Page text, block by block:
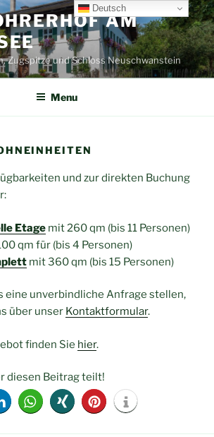
AM
Zugspitze und Schloss Neuschwanstein
Menu
und zur direkten Buchung
Etage mit 260 qm (bis 11 Personen)
qm für (bis 4 Personen)
mit 360 qm (bis 15 Personen)
eine unverbindliche Anfrage stellen,
über unser Kontaktformular.
finden Sie hier.
diesen Beitrag teilt!
Deutsch